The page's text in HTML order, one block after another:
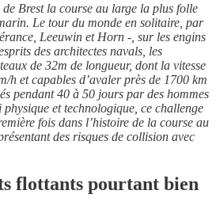
Brest la course au large la plus folle
Le tour du monde en solitaire, par
Leeuwin et Horn -, sur les engins
des architectes navals, les
de 32m de longueur, dont la vitesse
h et capables d’avaler près de 1700 km
pendant 40 à 50 jours par des hommes
et technologique, ce challenge
fois dans l’histoire de la course au
des risques de collision avec
flottants pourtant bien